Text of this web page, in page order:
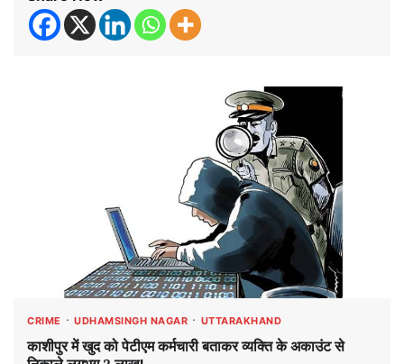
CRIME UDHAMSINGH NAGAR UTTARAKHAND
काशीपुर में खुद को पेटीएम कर्मचारी बताकर व्यक्ति के अकाउंट से